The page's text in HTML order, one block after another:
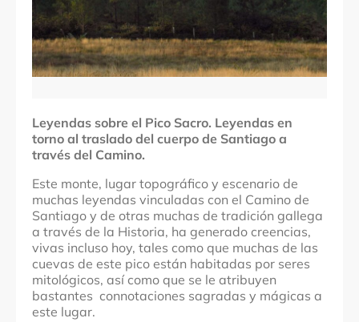
Leyendas sobre el Pico Sacro. Leyendas en
torno al traslado del cuerpo de Santiago a
través del Camino.
Este monte, lugar topográfico y escenario de
muchas leyendas vinculadas con el Camino de
Santiago y de otras muchas de tradición gallega
a través de la Historia, ha generado creencias,
vivas incluso hoy, tales como que muchas de las
cuevas de este pico están habitadas por seres
mitológicos, así como que se le atribuyen
bastantes connotaciones sagradas y mágicas a
este lugar.